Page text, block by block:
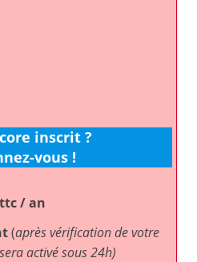
inscrit ?
vous !
/ an
(après vérification de votre
activé sous 24h)